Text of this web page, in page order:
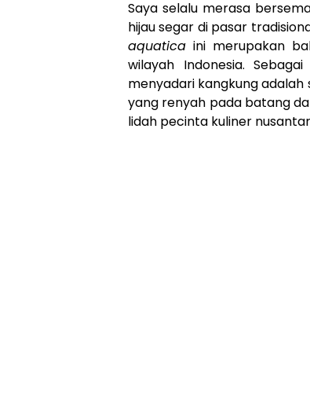
Saya selalu merasa
hijau segar di pasar
aquatica ini merupakan
wilayah Indonesia.
menyadari kangkung
yang renyah pada batang
lidah pecinta kuliner